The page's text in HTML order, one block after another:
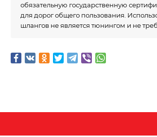
обязательную государственную
для дорог общего пользования.
шлангов не является тюнингом и не